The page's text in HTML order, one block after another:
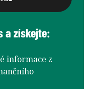
a získejte:
informace z